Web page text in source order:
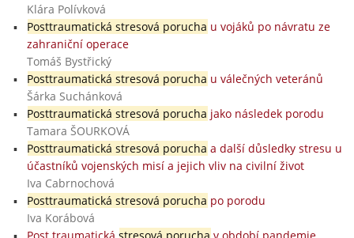
Klára Polívková
Posttraumatická stresová porucha u vojáků po návratu ze
zahraniční operace
Tomáš Bystřický
Posttraumatická stresová porucha u válečných veteránů
Šárka Suchánková
Posttraumatická stresová porucha jako následek porodu
Tamara ŠOURKOVÁ
Posttraumatická stresová porucha a další důsledky stresu u
účastníků vojenských misí a jejich vliv na civilní život
Iva Cabrnochová
Posttraumatická stresová porucha po porodu
Iva Korábová
Post traumatickástresová porucha v období pandemie